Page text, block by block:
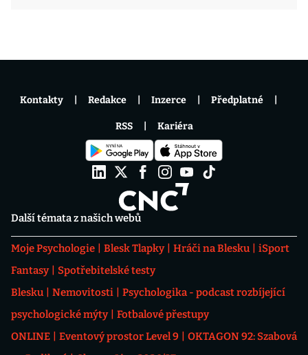
Další témata z našich webů
Moje Psychologie Blesk Tlapky Hráči na Blesku
iSport
Fantasy
Spotřebitelské testy
Blesku
Nemovitosti
Psychologika - podcast rozbíjející
psychologické mýty
Fotbalové přestupy
ONLINE
Eventový prostor Level 9
OKTAGON 92: Szabová
Kontakty Redakce Inzerce Předplatné
RSS Kariéra